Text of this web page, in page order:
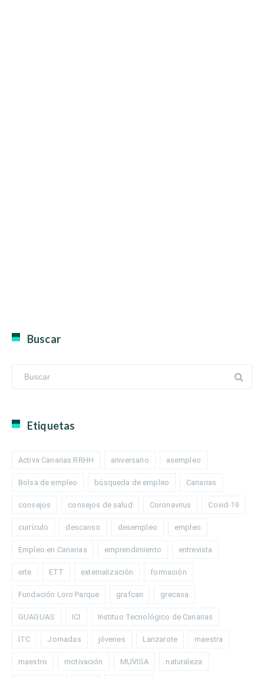
Buscar
Etiquetas
Activa Canarias RRHH aniversario asempleo
Bolsa de empleo búsqueda de empleo Canarias
consejos consejos de salud Coronavirus Covid-19
currículo descanso desempleo empleo
Empleo en Canarias emprendimiento entrevista
erte ETT externalización formación
Fundación Loro Parque grafcan grecasa
GUAGUAS ICI Instituo Tecnológico de Canarias
ITC Jornadas jóvenes Lanzarote maestra
maestro motivación MUVISA naturaleza